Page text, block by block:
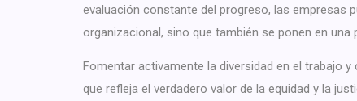
evaluación constante del progreso, las empresas
organizacional, sino que también se ponen en
Fomentar activamente la diversidad en el trabajo
que refleja el verdadero valor de la equidad y la